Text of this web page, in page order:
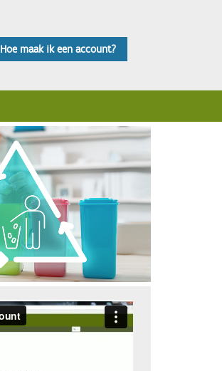
Hoe maak ik een account?